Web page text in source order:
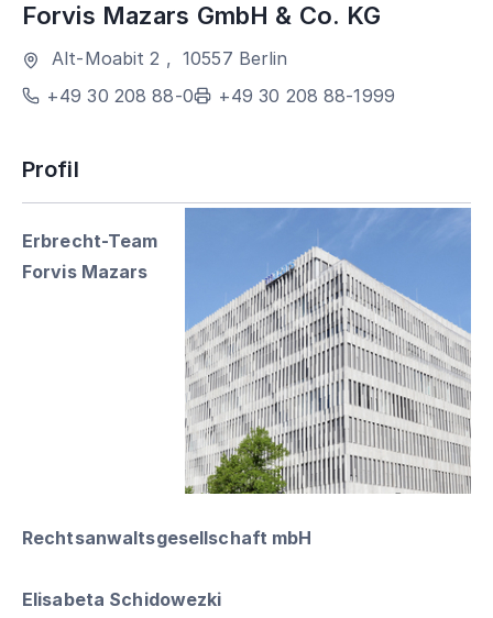
Forvis Mazars GmbH & Co. KG
Alt-Moabit 2 ,10557 Berlin
+49 30 208 88-0
+49 30 208 88-1999
Profil
Erbrecht-Team
Forvis Mazars
Rechtsanwaltsgesellschaft mbH
Elisabeta Schidowezki